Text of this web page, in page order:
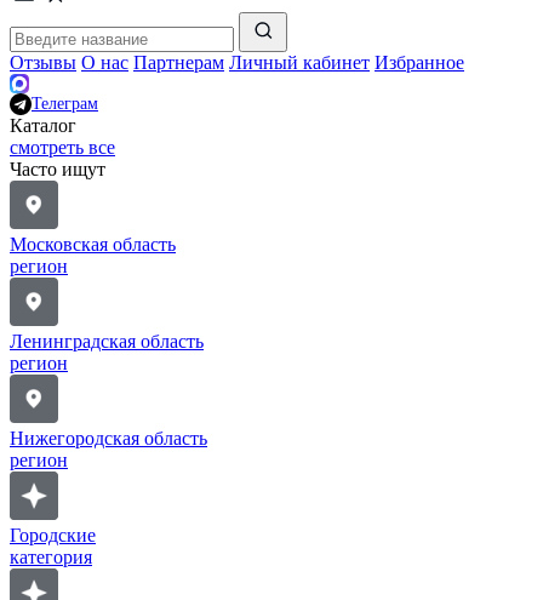
Отзывы О нас Партнерам Личный кабинет Избранное
Телеграм
Каталог
смотреть все
Часто ищут
Московская область
регион
Ленинградская область
регион
Нижегородская область
регион
Городские
категория